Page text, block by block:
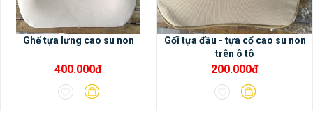
xe.– Phù hợp cho hầu hết các dòng xe
hiện nay.
2/ Các tính năng nổi bật của
Ghế tựa lưng cao su non
400.000đ
Gối tựa đầu - tựa cổ cao su non
trên ô tô
200.000đ